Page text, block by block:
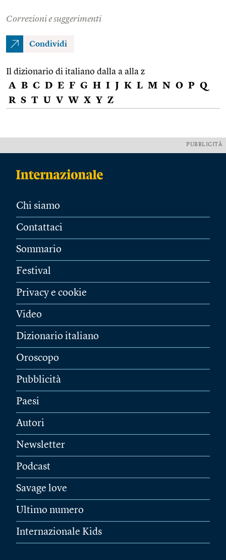
Correzioni e suggerimenti
Condividi
Il dizionario di italiano dalla a alla z
A B C D E F G H I J K L M N O P Q
R S T U V W X Y Z
PUBBLICITÀ
Chi siamo
Contattaci
Sommario
Festival
Privacy e cookie
Video
Dizionario italiano
Oroscopo
Pubblicità
Paesi
Autori
Newsletter
Podcast
Savage love
Ultimo numero
Internazionale Kids